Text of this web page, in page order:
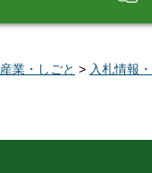
産業・しごと > 入札情報